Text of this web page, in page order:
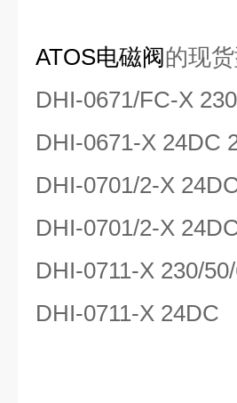
ATOS电磁阀的现
DHI-0671/FC-X
DHI-0671-X 24DC
DHI-0701/2-X
DHI-0701/2-X
DHI-0711-X 230/
DHI-0711-X 24DC